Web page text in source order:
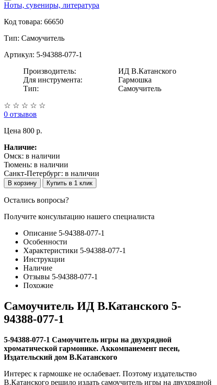
Ноты, сувениры, литература
Код товара: 66650
Тип: Самоучитель
Артикул: 5-94388-077-1
Производитель:
ИД В.Катанского
Для инструмента:
Гармошка
Тип:
Самоучитель
☆ ☆ ☆ ☆ ☆
0 отзывов
Цена 800 p.
Наличие:
Омск: в наличии
Тюмень: в наличии
Санкт-Петербург: в наличии
В корзину Купить в 1 клик
Остались вопросы?
Получите консультацию нашего специалиста
Описание 5-94388-077-1
Особенности
Характеристики 5-94388-077-1
Инструкции
Наличие
Отзывы 5-94388-077-1
Похожие
Самоучитель ИД В.Катанского 5-
94388-077-1
5-94388-077-1 Самоучитель игры на двухрядной
хроматической гармонике. Аккомпанемент песен,
Издательский дом В.Катанского
Интерес к гармошке не ослабевает. Поэтому издательство
В.Катанского решило издать самоучитель игры на двухрядной